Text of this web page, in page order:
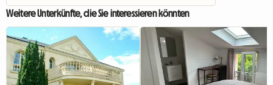
Weitere Unterkünfte, die Sie interessieren könnten